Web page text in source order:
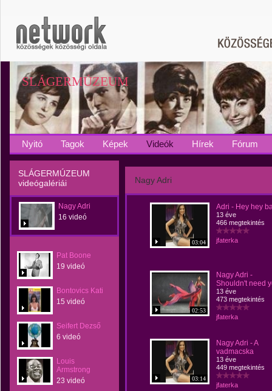
SLÁGERMÚZEUM
Nyitó Tagok Képek Videók Hírek Fórum
SLÁGERMÚZEUM
videógalériái
Nagy Adri
16 videó
Pat Boone
19 videó
Bontovics Kati
15 videó
Seifert Dezső
6 videó
Louis
Armstrong
23 videó
Nagy Adri
03:04
Adri - Hey hey
13 éve
466 megtekintés
jfaterka
02:53
Nagy Adri -
Shouldn't need
13 éve
473 megtekintés
jfaterka
03:14
Nagy Adri - A
vadmacska
13 éve
449 megtekintés
jfaterka